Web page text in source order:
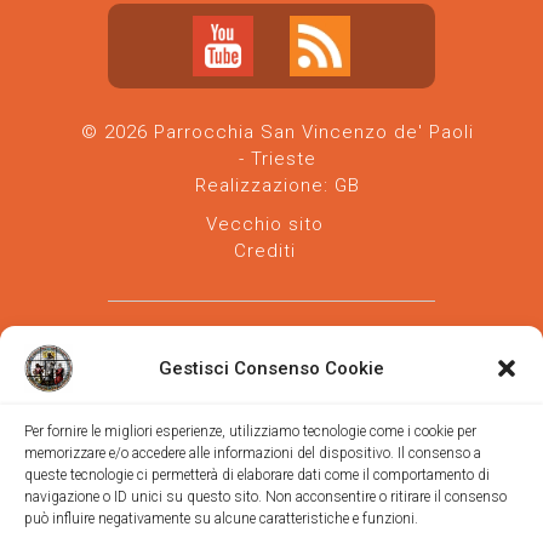
Gestisci Consenso Cookie
Per fornire le migliori esperienze, utilizziamo tecnologie come i cookie per
memorizzare e/o accedere alle informazioni del dispositivo. Il consenso a
queste tecnologie ci permetterà di elaborare dati come il comportamento di
navigazione o ID unici su questo sito. Non acconsentire o ritirare il consenso
può influire negativamente su alcune caratteristiche e funzioni.
© 2026 Parrocchia San Vincenzo de' Paoli
- Trieste
Realizzazione: GB
Vecchio sito
Crediti
Parrocchia san Vincenzo de' Paoli-Diocesi
di Trieste
via Vittorino da Feltre, 11 (chiesa)